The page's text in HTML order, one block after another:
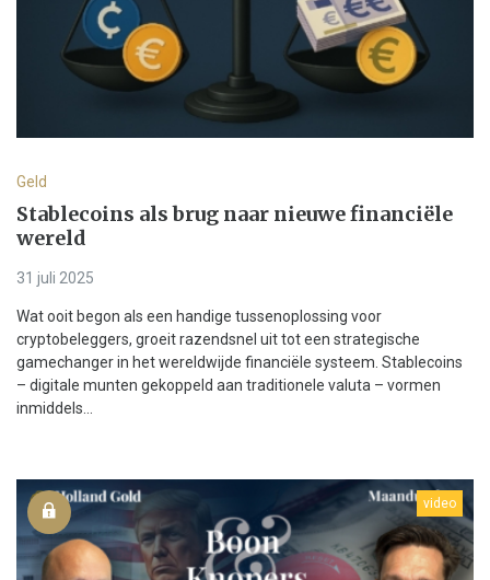
Geld
Stablecoins als brug naar nieuwe financiële
wereld
31 juli 2025
Wat ooit begon als een handige tussenoplossing voor
cryptobeleggers, groeit razendsnel uit tot een strategische
gamechanger in het wereldwijde financiële systeem. Stablecoins
– digitale munten gekoppeld aan traditionele valuta – vormen
inmiddels...
video